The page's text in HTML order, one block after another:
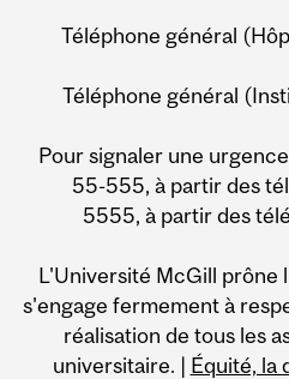
Téléphone général
Téléphone général
Pour signaler une
55-555, à partir des
5555, à partir des
L'Université McGill prône
s'engage fermement à
réalisation de tous les
universitaire. | Équité, la